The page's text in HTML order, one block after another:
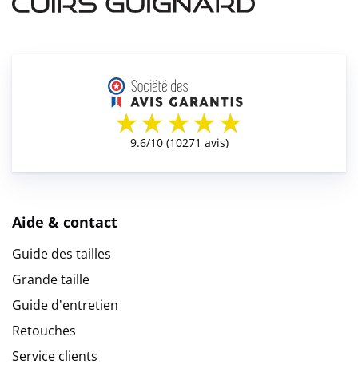
Aide & contact
Guide des tailles
Grande taille
Guide d'entretien
Retouches
Service clients